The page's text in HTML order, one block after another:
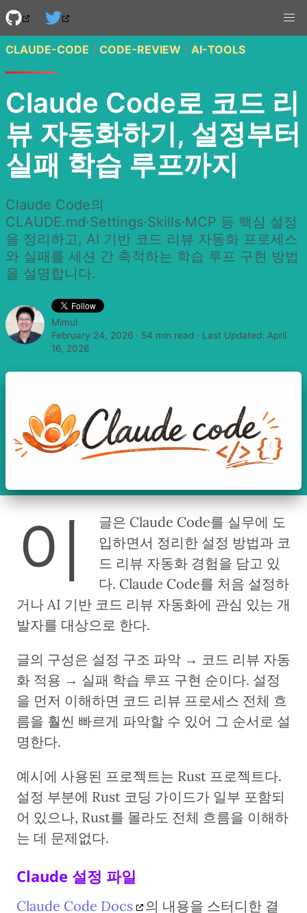
CLAUDE-CODE CODE-REVIEW AI-TOOLS
Claude Code로 코드 리
뷰 자동화하기, 설정부터
실패 학습 루프까지
Claude Code의
CLAUDE.md·Settings·Skills·MCP 등 핵심 설정
을 정리하고, AI 기반 코드 리뷰 자동화 프로세스
와 실패를 세션 간 축적하는 학습 루프 구현 방법
을 설명합니다.
Mimul
February 24, 2026· 54 min read · Last Updated: April
16, 2026
이
글은 Claude Code를 실무에 도
입하면서 정리한 설정 방법과 코
드 리뷰 자동화 경험을 담고 있
다. Claude Code를 처음 설정하
거나 AI 기반 코드 리뷰 자동화에 관심 있는 개
발자를 대상으로 한다.
글의 구성은 설정 구조 파악 → 코드 리뷰 자동
화 적용 → 실패 학습 루프 구현 순이다. 설정
을 먼저 이해하면 코드 리뷰 프로세스 전체 흐
름을 훨씬 빠르게 파악할 수 있어 그 순서로 설
명한다.
예시에 사용된 프로젝트는 Rust 프로젝트다.
설정 부분에 Rust 코딩 가이드가 일부 포함되
어 있으나, Rust를 몰라도 전체 흐름을 이해하
는 데 문제없다.
Claude 설정 파일
Claude Code Docs
의 내용을 스터디한 결